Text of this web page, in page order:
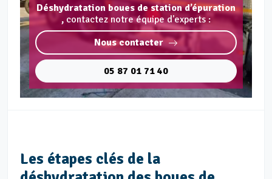
Déshydratation boues de station d’épuration
, contactez notre équipe d'experts :
Nous contacter
05 87 01 71 40
Les étapes clés de la